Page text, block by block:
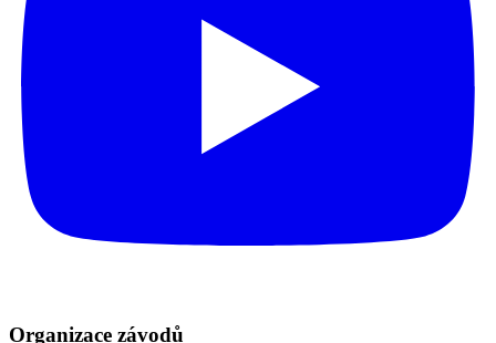
Organizace závodů